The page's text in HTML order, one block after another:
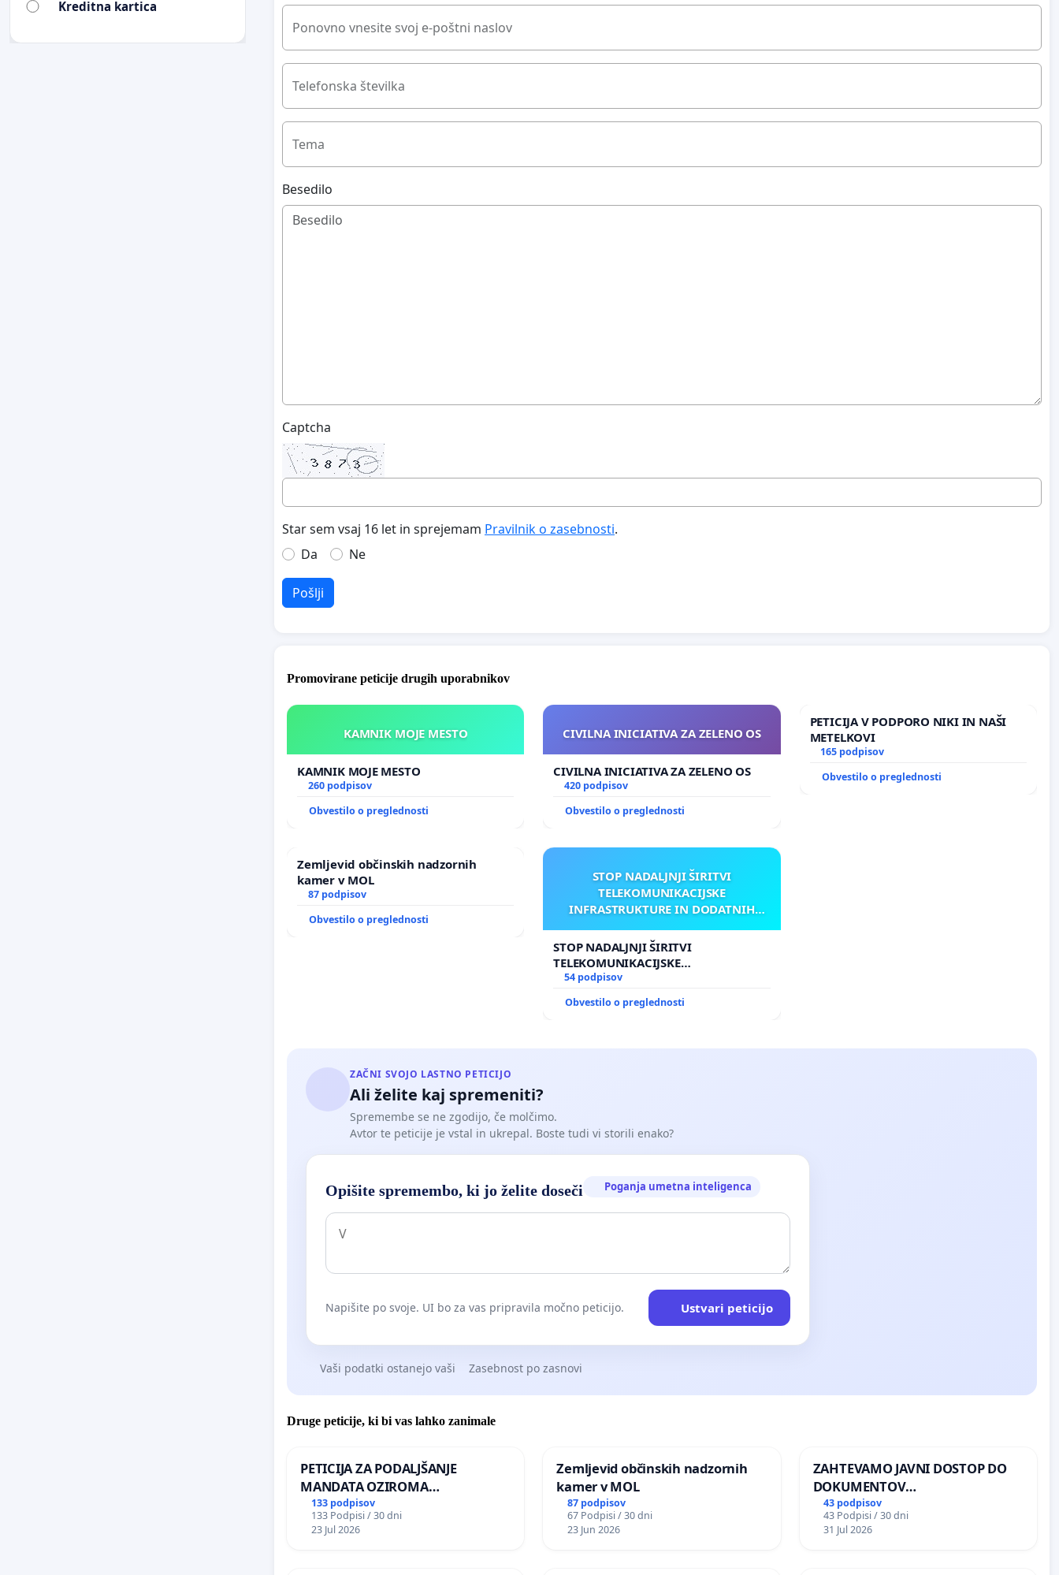
Ponovno vnesite svoj e-poštni naslov
Telefonska številka
Tema
Besedilo
Captcha
Star sem vsaj 16 let in sprejemam Pravilnik o zasebnosti.
Da
Ne
Pošlji
Promovirane peticije drugih uporabnikov
KAMNIK MOJE MESTO
KAMNIK MOJE MESTO
260 podpisov
Obvestilo o preglednosti
CIVILNA INICIATIVA ZA ZELENO OS
CIVILNA INICIATIVA ZA ZELENO OS
420 podpisov
Obvestilo o preglednosti
PETICIJA V PODPORO NIKI IN NAŠI
METELKOVI
165 podpisov
Obvestilo o preglednosti
Zemljevid občinskih nadzornih
kamer v MOL
87 podpisov
Obvestilo o preglednosti
STOP NADALJNJI ŠIRITVI
TELEKOMUNIKACIJSKE
INFRASTRUKTURE IN DODATNIH
STOP NADALJNJI ŠIRITVI
TELEKOMUNIKACIJSKE
INFRASTRUKTURE IN DODATNIH
54 podpisov
Obvestilo o preglednosti
ZAČNI SVOJO LASTNO PETICIJO
Ali želite kaj spremeniti?
Spremembe se ne zgodijo, če molčimo.
Avtor te peticije je vstal in ukrepal. Boste tudi vi storili enako?
Opišite spremembo, ki jo želite doseči Poganja umetna inteligenca
Napišite po svoje. UI bo za vas pripravila močno peticijo. Ustvari peticijo
Vaši podatki ostanejo vaši Zasebnost po zasnovi
Druge peticije, ki bi vas lahko zanimale
PETICIJA ZA PODALJŠANJE
MANDATA OZIROMA
ČIMPREJŠNJO PONOVNO
NAPOTITEV GOSPODA BERNARDA
ŠRAJNERJA NA VELEPOSLANIŠTVO
133 podpisov
133 Podpisi / 30 dni
23 Jul 2026
Zemljevid občinskih nadzornih
kamer v MOL
87 podpisov
67 Podpisi / 30 dni
23 Jun 2026
ZAHTEVAMO JAVNI DOSTOP DO
DOKUMENTOV
PARLAMENTARNIH
PREISKOVALNIH KOMISIJ O
ILEGALNI TRGOVINI Z OROŽJEM
43 podpisov
43 Podpisi / 30 dni
31 Jul 2026
Kreditna kartica